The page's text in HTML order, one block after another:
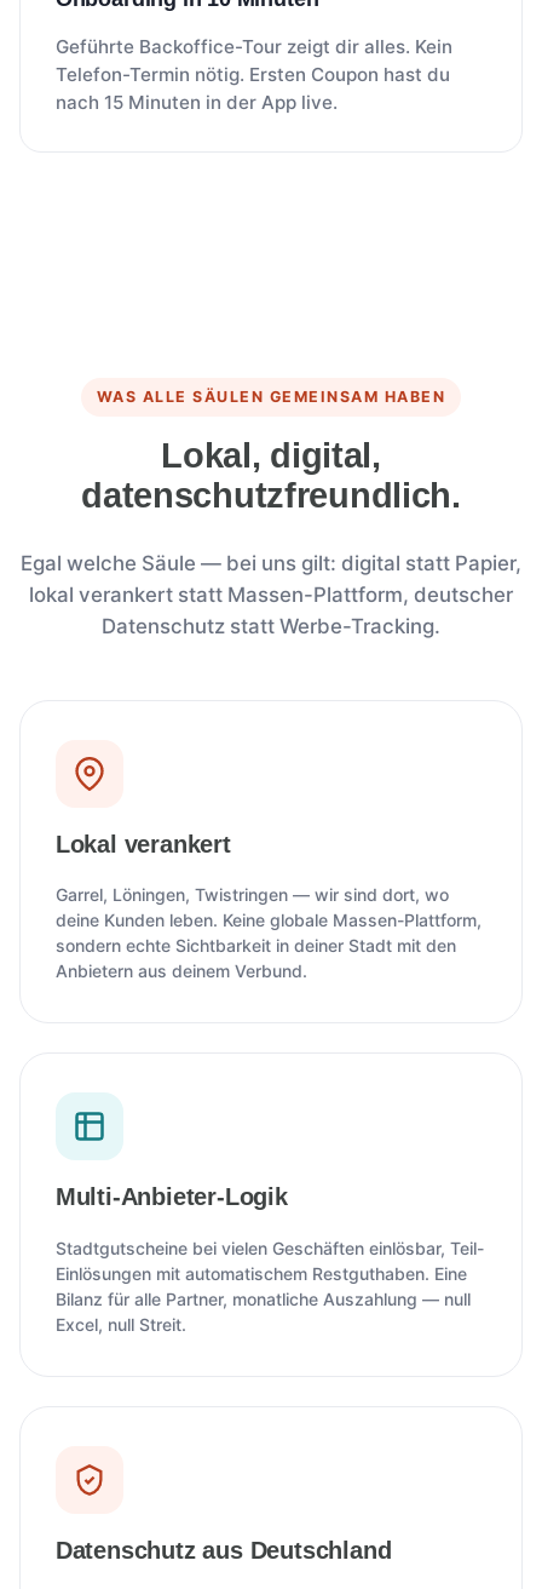
Geführte Backoffice-Tour zeigt dir alles. Kein
Telefon-Termin nötig. Ersten Coupon hast du
nach 15 Minuten in der App live.
WAS ALLE SÄULEN GEMEINSAM HABEN
Lokal, digital,
datenschutzfreundlich.
Egal welche Säule — bei uns gilt: digital statt Papier,
lokal verankert statt Massen-Plattform, deutscher
Datenschutz statt Werbe-Tracking.
Lokal verankert
Garrel, Löningen, Twistringen — wir sind dort, wo
deine Kunden leben. Keine globale Massen-Plattform,
sondern echte Sichtbarkeit in deiner Stadt mit den
Anbietern aus deinem Verbund.
Multi-Anbieter-Logik
Stadtgutscheine bei vielen Geschäften einlösbar, Teil-
Einlösungen mit automatischem Restguthaben. Eine
Bilanz für alle Partner, monatliche Auszahlung — null
Excel, null Streit.
Datenschutz aus Deutschland